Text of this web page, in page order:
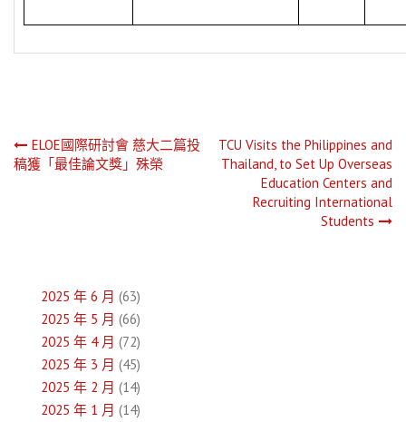
文ELOE國際研討會 慈大二篇投
稿獲「最佳論文獎」殊榮
TCU Visits the Philippines and
Thailand, to Set Up Overseas
Education Centers and
Recruiting International
Students
2025 年 6 月 (63)
2025 年 5 月 (66)
2025 年 4 月 (72)
2025 年 3 月 (45)
2025 年 2 月 (14)
2025 年 1 月 (14)